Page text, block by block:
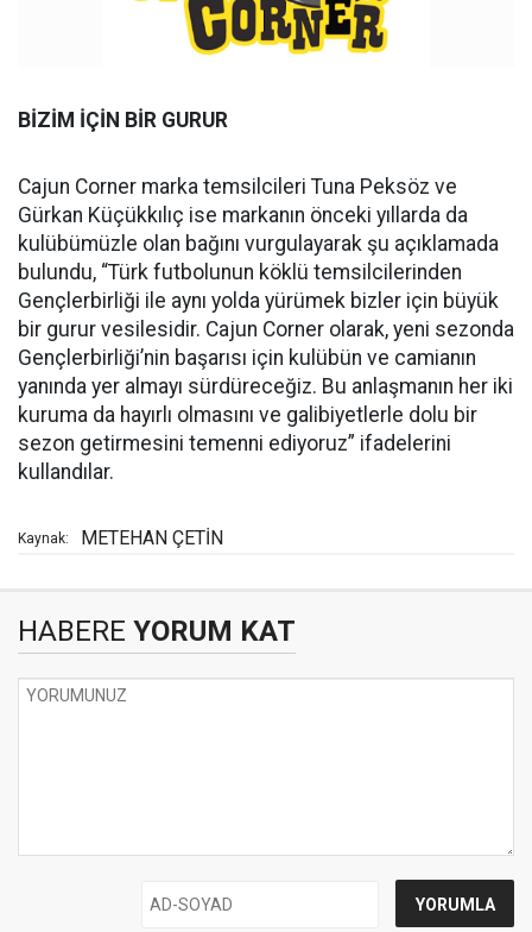
BİZİM İÇİN BİR GURUR
Cajun Corner marka temsilcileri Tuna Peksöz ve
Gürkan Küçükkılıç ise markanın önceki yıllarda da
kulübümüzle olan bağını vurgulayarak şu açıklamada
bulundu, “Türk futbolunun köklü temsilcilerinden
Gençlerbirliği ile aynı yolda yürümek bizler için büyük
bir gurur vesilesidir. Cajun Corner olarak, yeni sezonda
Gençlerbirliği’nin başarısı için kulübün ve camianın
yanında yer almayı sürdüreceğiz. Bu anlaşmanın her iki
kuruma da hayırlı olmasını ve galibiyetlerle dolu bir
sezon getirmesini temenni ediyoruz” ifadelerini
kullandılar.
Kaynak: METEHAN ÇETİN
HABERE YORUM KAT